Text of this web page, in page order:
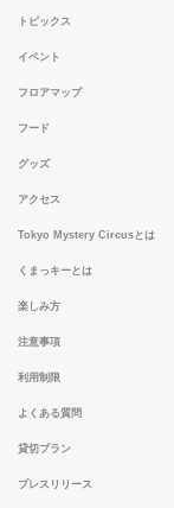
トピックス
イベント
フロアマップ
フード
グッズ
アクセス
Tokyo Mystery Circusとは
くまっキーとは
楽しみ方
注意事項
利用制限
よくある質問
貸切プラン
プレスリリース